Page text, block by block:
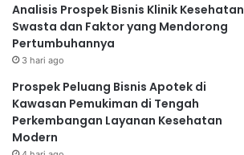
Analisis Prospek Bisnis Klinik Kesehatan
Swasta dan Faktor yang Mendorong
Pertumbuhannya
3 hari ago
Prospek Peluang Bisnis Apotek di
Kawasan Pemukiman di Tengah
Perkembangan Layanan Kesehatan
Modern